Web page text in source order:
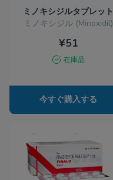
ミノキシジルタブレット
ミノキシジル (Minoxidil)
¥51
在庫品
今すぐ購入する